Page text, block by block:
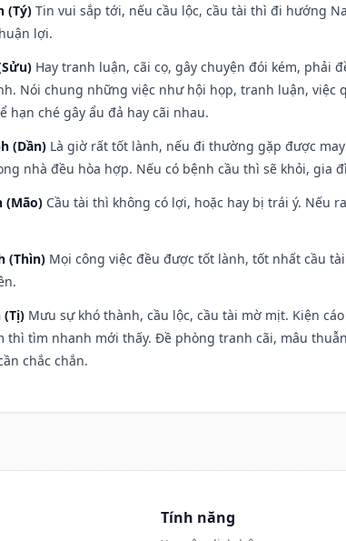
(Tý) Tin vui sắp tới, nếu cầu lộc, cầu tài thì đi hướng
lợi.
Hay tranh luận, cãi cọ, gây chuyện đói kém,
Nói chung những việc như hội họp, tranh luận,
hạn ché gây ẩu đả hay cãi nhau.
(Dần) Là giờ rất tốt lành, nếu đi thường gặp được
nhà đều hòa hợp. Nếu có bệnh cầu thì sẽ khỏi, gia
(Mão) Cầu tài thì không có lợi, hoặc hay bị trái ý. Nếu
(Thìn) Mọi công việc đều được tốt lành, tốt nhất cầu
(Tị) Mưu sự khó thành, cầu lộc, cầu tài mờ mịt. Kiện
thì tìm nhanh mới thấy. Đề phòng tranh cãi, mâu
chắc chắn.
Tính năng